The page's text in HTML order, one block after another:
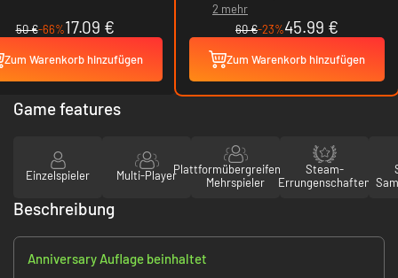
50 €-66%17.09 €
Zum Warenkorb hinzufügen
2 mehr
60 €-23%45.99 €
Zum Warenkorb hinzufügen
Game features
Einzelspieler Multi-PlayerPlattformübergreifender
Mehrspieler
Steam-
Errungenschaften
Beschreibung
Anniversary Auflage beinhaltet